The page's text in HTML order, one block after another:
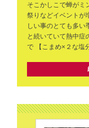
そこかしこで蝉がミ
祭りなどイベントが
しい事のとても多い
と続いていて熱中症
で【こまめ×２な塩